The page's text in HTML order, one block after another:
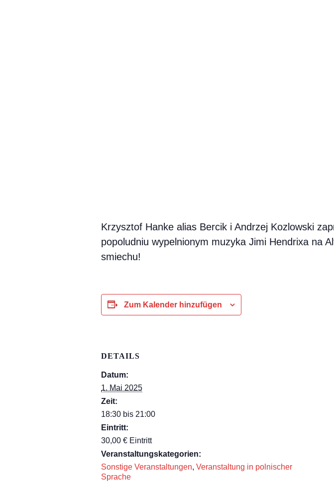
Krzysztof Hanke alias Bercik i Andrzej Kozlowski
popoludniu wypelnionym muzyka Jimi Hendrixa na
smiechu!
Zum Kalender hinzufügen
DETAILS
Datum:
1. Mai 2025
Zeit:
18:30 bis 21:00
Eintritt:
30,00 € Eintritt
Veranstaltungskategorien:
Sonstige Veranstaltungen, Veranstaltung in polnischer
Sprache